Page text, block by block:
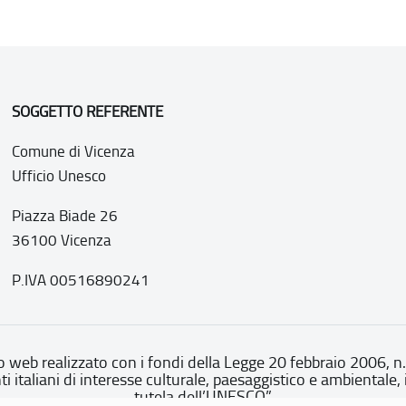
SOGGETTO REFERENTE
Comune di Vicenza
Ufficio Unesco
Piazza Biade 26
36100 Vicenza
P.IVA 00516890241
web realizzato con i fondi della Legge 20 febbraio 2006,
italiani di interesse culturale, paesaggistico e
tutela dell’UNESCO”